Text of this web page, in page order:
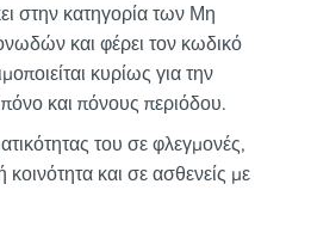
στην κατηγορία των Μη
και φέρει τον κωδικό
κυρίως για την
και πόνους περιόδου.
του σε φλεγμονές,
κοινότητα και σε ασθενείς με